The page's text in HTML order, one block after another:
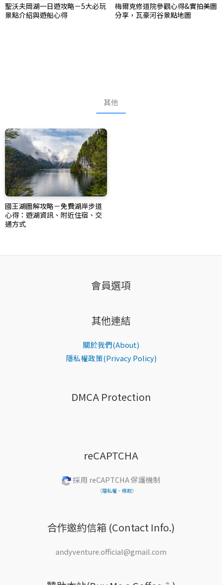
聖沃夫岡湖一日遊攻略－5大必玩
景點介紹與遊船心得
梅爾克修道院參觀心得&實拍美圖
分享，瓦豪河谷景點地圖
其他
國王湖圖解攻略－免費湖岸步道
心得：遊湖資訊、附近住宿、交
通方式
會員選項
其他連結
關於我們(About)
隱私權政策(Privacy Policy)
DMCA Protection
reCAPTCHA
採用 reCAPTCHA 保護機制
（隱私權、 條款）
合作邀約信箱 (Contact Info.)
andyventure.official@gmail.com